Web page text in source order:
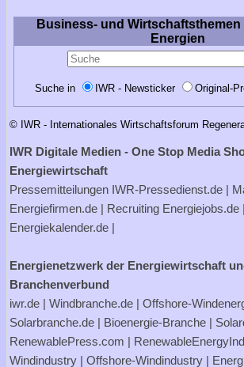
Business- und Wirtschaftsthemen
Energien
Suche in IWR - Newsticker Original-
© IWR - Internationales Wirtschaftsforum
IWR Digitale Medien - One Stop Media
Energiewirtschaft
Pressemitteilungen IWR-Pressedienst.de |
Energiefirmen.de | Recruiting Energiejobs.de
Energiekalender.de |
Energienetzwerk der Energiewirtschaft
Branchenverbund
iwr.de | Windbranche.de | Offshore-
Solarbranche.de | Bioenergie-Branche |
RenewablePress.com |
Windindustry | Offshore-Windindustry |